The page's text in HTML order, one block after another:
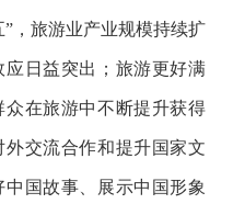
，旅游业产业规模持续扩
日益突出；旅游更好满
在旅游中不断提升获得
交流合作和提升国家文
国故事、展示中国形象